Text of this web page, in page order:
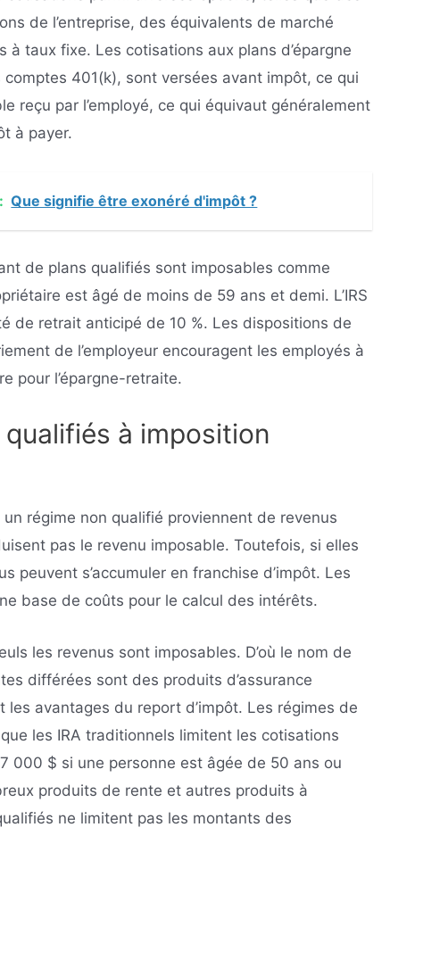
de l’entreprise, des équivalents de marché
à taux fixe. Les cotisations aux plans d’épargne
401(k), sont versées avant impôt, ce qui
reçu par l’employé, ce qui équivaut généralement
à payer.
Que signifie être exonéré d'impôt ?
de plans qualifiés sont imposables comme
est âgé de moins de 59 ans et demi. L’IRS
de retrait anticipé de 10 %. Les dispositions de
de l’employeur encouragent les employés à
pour l’épargne-retraite.
à imposition
régime non qualifié proviennent de revenus
pas le revenu imposable. Toutefois, si elles
peuvent s’accumuler en franchise d’impôt. Les
base de coûts pour le calcul des intérêts.
les revenus sont imposables. D’où le nom de
différées sont des produits d’assurance
avantages du report d’impôt. Les régimes de
les IRA traditionnels limitent les cotisations
000 $ si une personne est âgée de 50 ans ou
produits de rente et autres produits à
ne limitent pas les montants des